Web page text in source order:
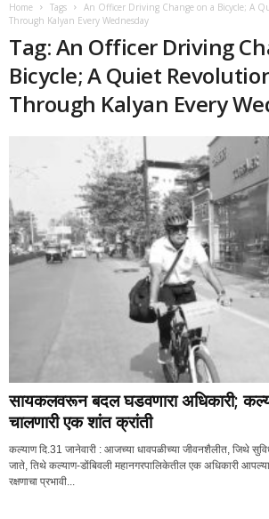
Home Tags
An Officer Driving Change on a Bicycle; A
Through Kalyan Every Wednesday
Tag: An Officer Driving
Bicycle; A Quiet
Through Kalyan Every
सायकलवरून बदल घडवणारा अधिकारी;
चालणारी एक शांत क्रांती
कल्याण दि.31 जानेवारी : आजच्या धावपळीच्या जीवनशैलीत, जिथे
जाते, तिथे कल्याण-डोंबिवली महानगरपालिकेतील एक अधिकारी
रक्षणाचा प्रभावी...